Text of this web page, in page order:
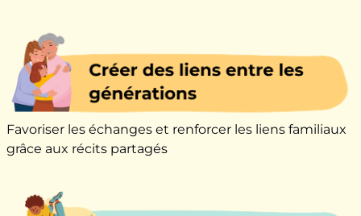
Favoriser les échanges et renforcer les liens familiaux
grâce aux récits partagés